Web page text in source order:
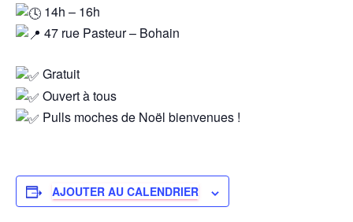
14h – 16h
47 rue Pasteur – Bohain
Gratuit
Ouvert à tous
Pulls moches de Noël bienvenues !
AJOUTER AU CALENDRIER